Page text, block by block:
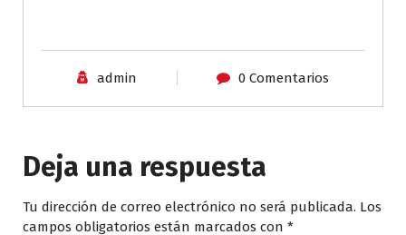
admin 0 Comentarios
Deja una respuesta
Tu dirección de correo electrónico no será publicada. Los
campos obligatorios están marcados con *